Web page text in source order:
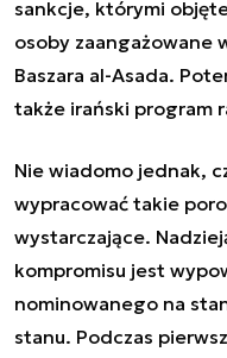
sankcje, którymi
osoby zaangażowane
Baszara al-Asada.
także irański program
Nie wiadomo jednak,
wypracować takie
wystarczające.
kompromisu jest
nominowanego na
stanu. Podczas